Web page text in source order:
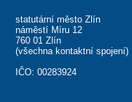
statutární město Zlín
náměstí Míru 12
760 01 Zlín
(všechna kontaktní spojení)
IČO: 00283924